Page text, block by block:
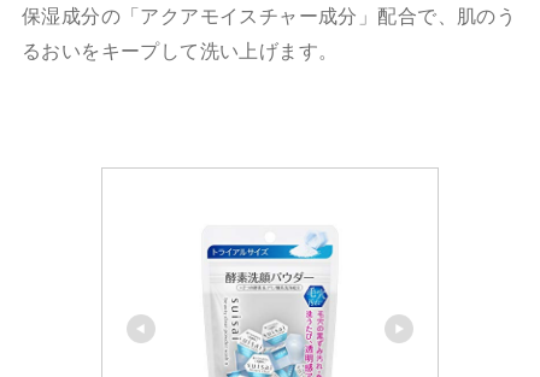
保湿成分の「アクアモイスチャー成分」配合で、肌のう
るおいをキープして洗い上げます。